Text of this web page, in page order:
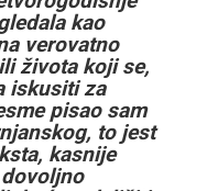
kao
verovatno
života koji se,
iskusiti za
pisao sam
to jest
kasnije